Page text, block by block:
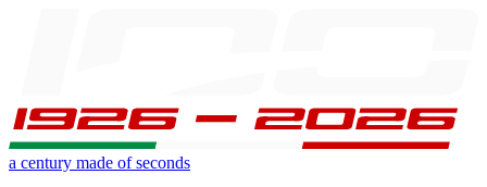
a century made of seconds